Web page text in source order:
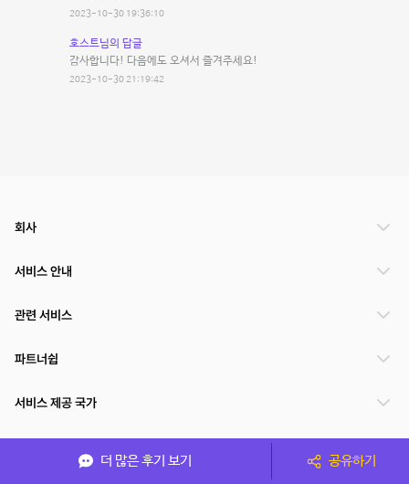
2023-10-30 19:36:10
호스트님의 답글
감사합니다! 다음에도 오셔서 즐겨주세요!
2023-10-30 21:19:42
더 많은 후기 보기 공유하기
회사
서비스 안내
관련 서비스
파트너쉽
서비스 제공 국가
(주)NSPACE 사업자정보